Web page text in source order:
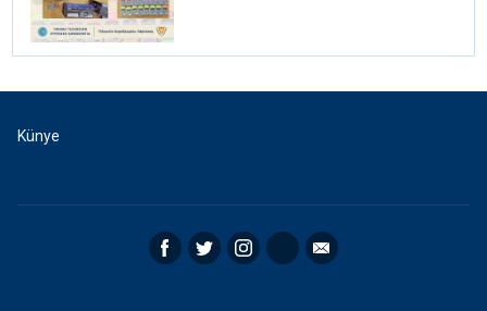
Künye
Facebook Twitter Instagram RSS